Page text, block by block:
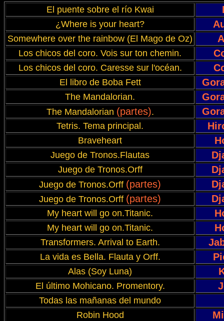
El puente sobre el río Kwai
¿Where is your heart?
Somewhere over the rainbow (El Mago de Oz)
Los chicos del coro. Vois sur ton chemin.
Los chicos del coro. Caresse sur l'océan.
El libro de Boba Fett
The Mandalorian.
The Mandalorian (partes).
Tetris. Tema principal.
Braveheart
Juego de Tronos.Flautas
Juego de Tronos.Orff
Juego de Tronos.Orff (partes)
Juego de Tronos.Orff (partes)
My heart will go on.Titanic.
My heart will go on.Titanic.
Transformers. Arrival to Earth.
La vida es Bella. Flauta y Orff.
Alas (Soy Luna)
El último Mohicano. Promentory.
Todas las mañanas del mundo
Robin Hood